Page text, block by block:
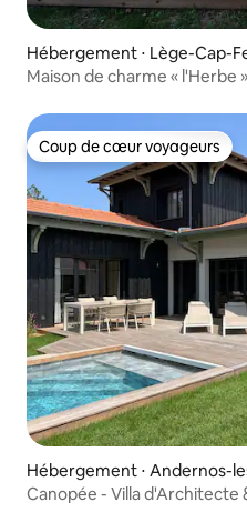
Hébergement ⋅ Lège-Cap-
Maison de charme « l'Herbe »
Coup de cœur voyageurs
Coup de cœur voyageurs
Hébergement ⋅ Andernos-
Canopée - Villa d'Architecte